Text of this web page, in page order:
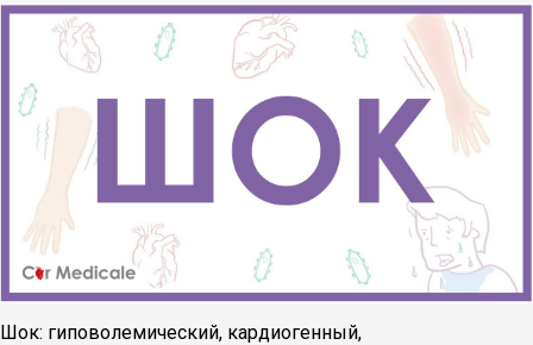
Шок: гиповолемический, кардиогенный,